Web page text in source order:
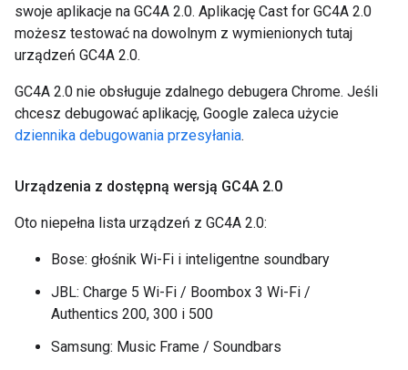
swoje aplikacje na GC4A 2.0. Aplikację Cast for GC4A 2.0
możesz testować na dowolnym z wymienionych tutaj
urządzeń GC4A 2.0.
GC4A 2.0 nie obsługuje zdalnego debugera Chrome. Jeśli
chcesz debugować aplikację, Google zaleca użycie
dziennika debugowania przesyłania.
Urządzenia z dostępną wersją GC4A 2.0
Oto niepełna lista urządzeń z GC4A 2.0:
Bose: głośnik Wi-Fi i inteligentne soundbary
JBL: Charge 5 Wi-Fi / Boombox 3 Wi-Fi /
Authentics 200, 300 i 500
Samsung: Music Frame / Soundbars